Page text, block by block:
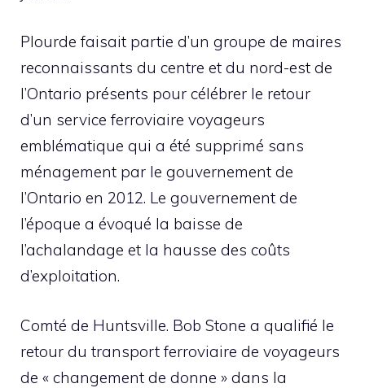
Plourde faisait partie d’un groupe de maires
reconnaissants du centre et du nord-est de
l’Ontario présents pour célébrer le retour
d’un service ferroviaire voyageurs
emblématique qui a été supprimé sans
ménagement par le gouvernement de
l’Ontario en 2012. Le gouvernement de
l’époque a évoqué la baisse de
l’achalandage et la hausse des coûts
d’exploitation.
Comté de Huntsville. Bob Stone a qualifié le
retour du transport ferroviaire de voyageurs
de « changement de donne » dans la